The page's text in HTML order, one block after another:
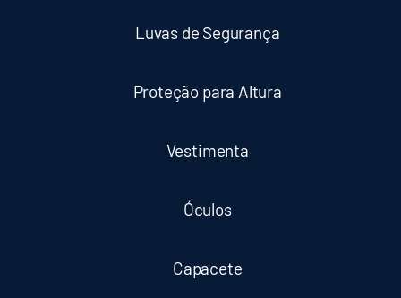
Luvas de Segurança
Proteção para Altura
Vestimenta
Óculos
Capacete